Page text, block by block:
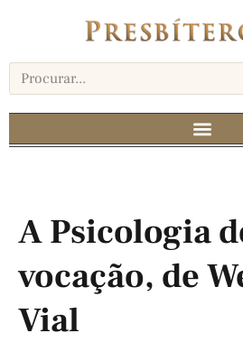
A Psicologia
vocação, de
Vial